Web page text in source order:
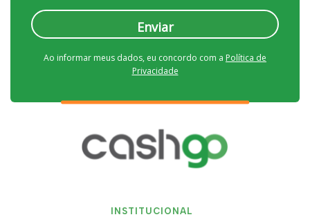
Enviar
Ao informar meus dados, eu concordo com a Política de
Privacidade
INSTITUCIONAL